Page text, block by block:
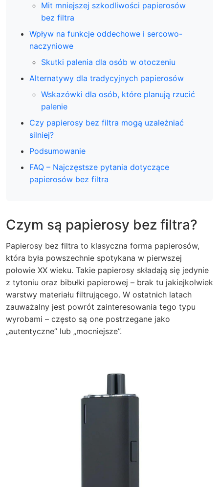
Mit mniejszej szkodliwości papierosów
bez filtra
Wpływ na funkcje oddechowe i sercowo-
naczyniowe
Skutki palenia dla osób w otoczeniu
Alternatywy dla tradycyjnych papierosów
Wskazówki dla osób, które planują rzucić
palenie
Czy papierosy bez filtra mogą uzależniać
silniej?
Podsumowanie
FAQ – Najczęstsze pytania dotyczące
papierosów bez filtra
Czym są papierosy bez filtra?
Papierosy bez filtra to klasyczna forma papierosów,
która była powszechnie spotykana w pierwszej
połowie XX wieku. Takie papierosy składają się jedynie
z tytoniu oraz bibułki papierowej – brak tu jakiejkolwiek
warstwy materiału filtrującego. W ostatnich latach
zauważalny jest powrót zainteresowania tego typu
wyrobami – często są one postrzegane jako
„autentyczne” lub „mocniejsze”.